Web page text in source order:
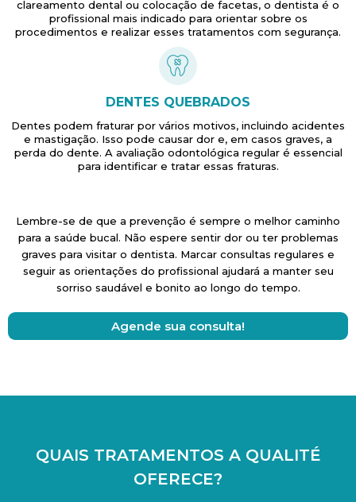
clareamento dental ou colocação de facetas, o dentista é o
profissional mais indicado para orientar sobre os
procedimentos e realizar esses tratamentos com segurança.
DENTES QUEBRADOS
Dentes podem fraturar por vários motivos, incluindo acidentes
e mastigação. Isso pode causar dor e, em casos graves, a
perda do dente. A avaliação odontológica regular é essencial
para identificar e tratar essas fraturas.
Lembre-se de que a prevenção é sempre o melhor caminho
para a saúde bucal. Não espere sentir dor ou ter problemas
graves para visitar o dentista. Marcar consultas regulares e
seguir as orientações do profissional ajudará a manter seu
sorriso saudável e bonito ao longo do tempo.
Agende sua consulta!
QUAIS TRATAMENTOS A QUALITÉ
OFERECE?